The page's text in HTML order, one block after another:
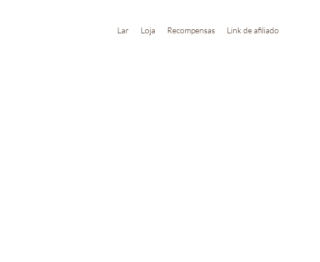
Lar Loja Recompensas Link de afiliado